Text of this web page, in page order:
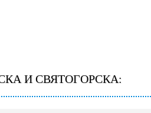
И СВЯТОГОРСКА: